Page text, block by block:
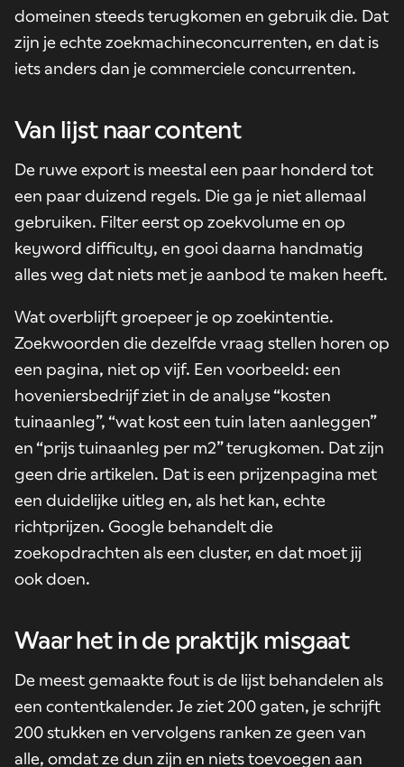
domeinen steeds terugkomen en gebruik die. Dat
zijn je echte zoekmachineconcurrenten, en dat is
iets anders dan je commerciele concurrenten.
Van lijst naar content
De ruwe export is meestal een paar honderd tot
een paar duizend regels. Die ga je niet allemaal
gebruiken. Filter eerst op zoekvolume en op
keyword difficulty, en gooi daarna handmatig
alles weg dat niets met je aanbod te maken heeft.
Wat overblijft groepeer je op zoekintentie.
Zoekwoorden die dezelfde vraag stellen horen op
een pagina, niet op vijf. Een voorbeeld: een
hoveniersbedrijf ziet in de analyse “kosten
tuinaanleg”, “wat kost een tuin laten aanleggen”
en “prijs tuinaanleg per m2” terugkomen. Dat zijn
geen drie artikelen. Dat is een prijzenpagina met
een duidelijke uitleg en, als het kan, echte
richtprijzen. Google behandelt die
zoekopdrachten als een cluster, en dat moet jij
ook doen.
Waar het in de praktijk misgaat
De meest gemaakte fout is de lijst behandelen als
een contentkalender. Je ziet 200 gaten, je schrijft
200 stukken en vervolgens ranken ze geen van
alle, omdat ze dun zijn en niets toevoegen aan